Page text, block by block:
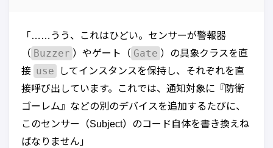
「……うう、これはひどい。センサーが警報器
（ Buzzer ）やゲート（ Gate ）の具象クラスを直
接 use
してインスタンスを保持し、それぞれを直
接呼び出しています。これでは、通知対象に『防衛
ゴーレム』などの別のデバイスを追加するたびに、
このセンサー（Subject）のコード自体を書き換えね
ばなりません」